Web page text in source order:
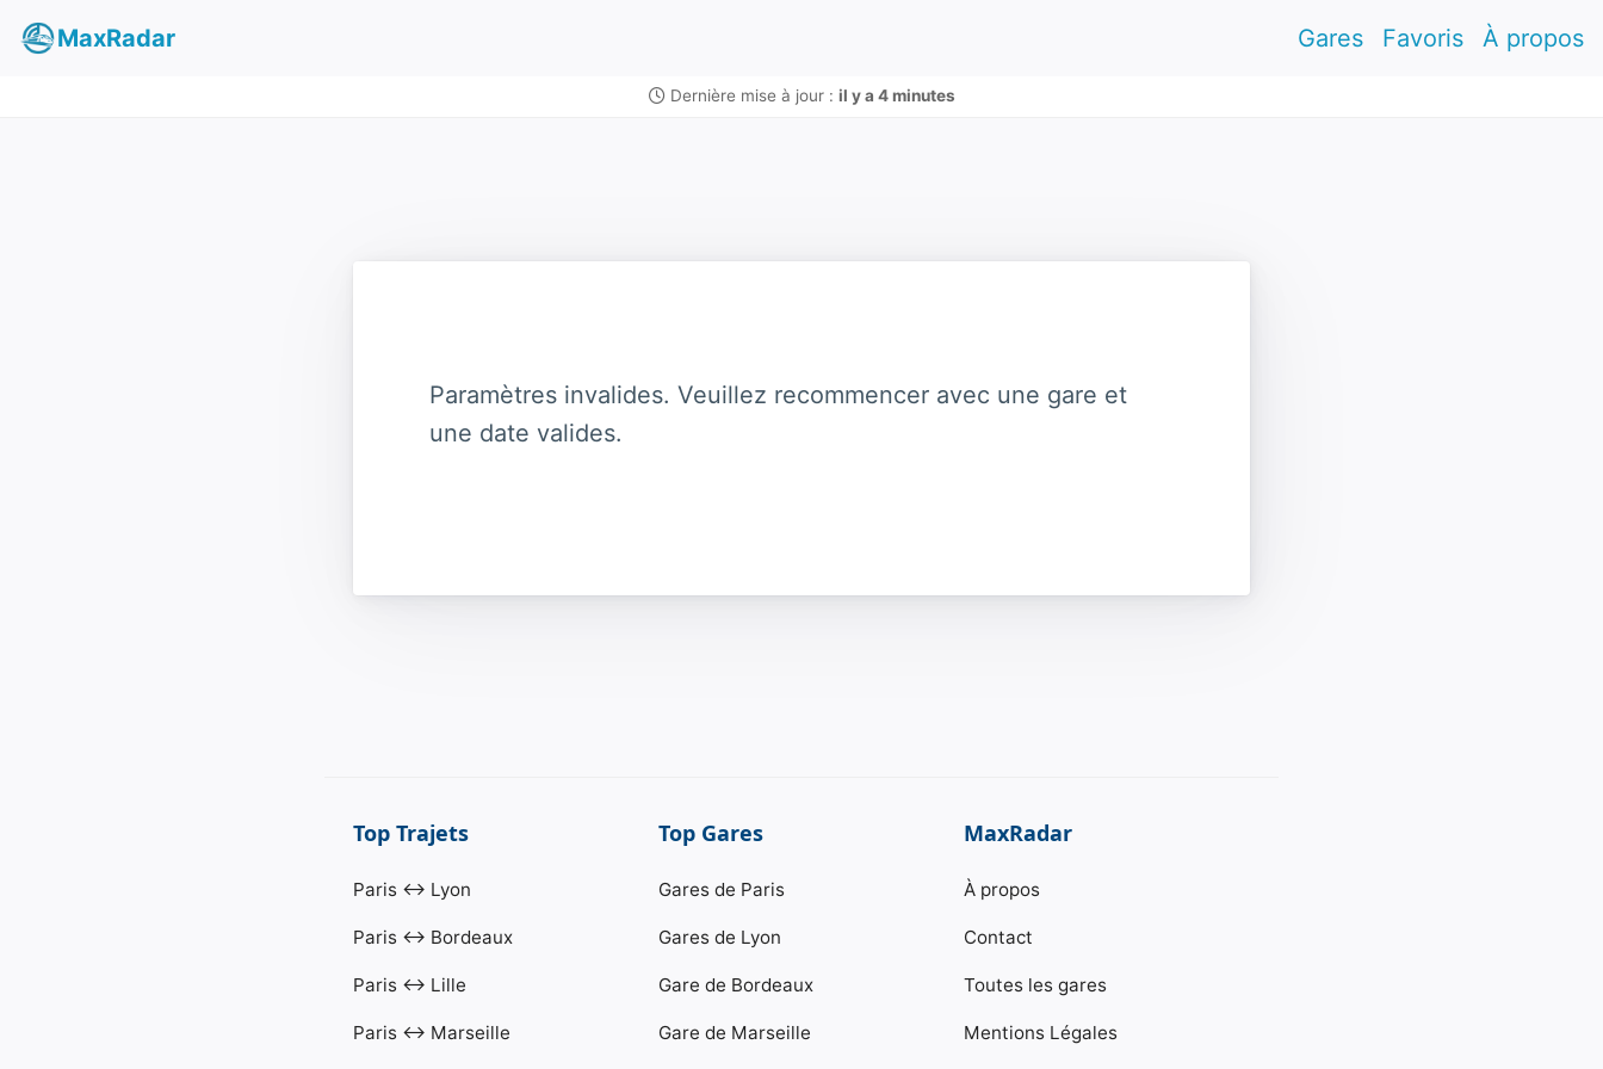
MaxRadar Gares Favoris À propos
Dernière mise à jour : il y a 4 minutes
Paramètres invalides. Veuillez recommencer avec une gare et
une date valides.
Top Trajets
Paris ↔ Lyon
Paris ↔ Bordeaux
Paris ↔ Lille
Paris ↔ Marseille
Top Gares
Gares de Paris
Gares de Lyon
Gare de Bordeaux
Gare de Marseille
MaxRadar
À propos
Contact
Toutes les gares
Mentions Légales